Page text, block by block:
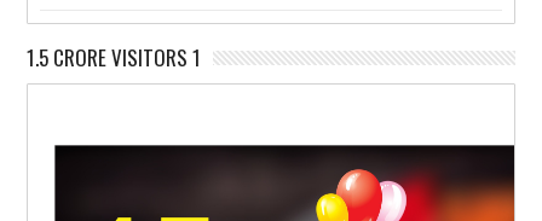
1.5 CRORE VISITORS 1